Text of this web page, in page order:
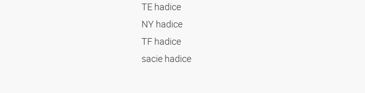
TE hadice
NY hadice
TF hadice
sacie hadice